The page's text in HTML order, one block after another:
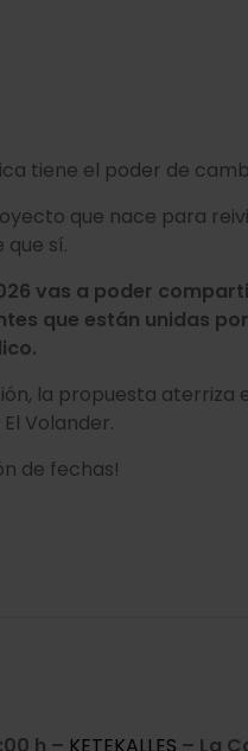
tiene el poder de
que nace para
que sí.
vas a poder
que están unidas
la propuesta aterriza
Volander.
de fechas!